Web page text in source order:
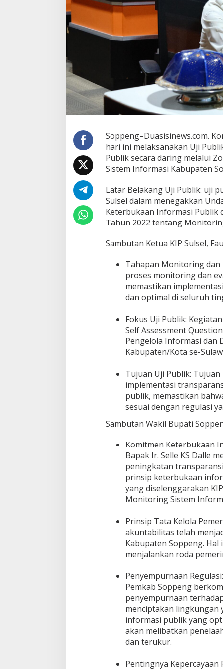
Soppeng–Duasisinews.com.
hari ini melaksanakan Uji
Publik secara daring melalui
Sistem Informasi Kabupaten
Latar Belakang Uji Publik: uji
Sulsel dalam menegakkan
Keterbukaan Informasi Publik
Tahun 2022 tentang
Sambutan Ketua KIP Sulsel,
Tahapan Monitoring dan
proses monitoring dan
memastikan
dan optimal di seluruh
Fokus Uji Publik:
Self Assessment
Pengelola Informasi dan
Kabupaten/Kota se-
Tujuan Uji Publik:
implementasi
publik, memastikan
sesuai dengan regulasi
Sambutan Wakil Bupati
Komitmen Keterbukaan
Bapak Ir. Selle KS Dalle
peningkatan
prinsip keterbukaan
yang diselenggarakan
Monitoring Sistem
Prinsip Tata Kelola
akuntabilitas telah
Kabupaten Soppeng.
menjalankan roda
Penyempurnaan
Pemkab Soppeng
penyempurnaan
menciptakan lingkungan
informasi publik yang
akan melibatkan
dan terukur.
Pentingnya